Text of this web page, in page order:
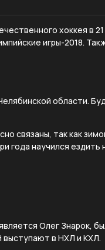
хоккея в
игры-2018.
области.
связаны, так как
года научился ездить
Олег Знарок,
выступают в НХЛ и КХЛ.